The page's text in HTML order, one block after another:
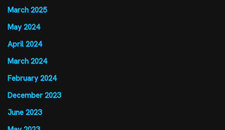
March 2025
May 2024
April 2024
March 2024
February 2024
December 2023
June 2023